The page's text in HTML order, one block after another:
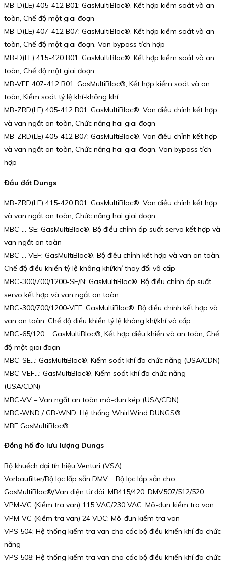
MB-D(LE) 405-412 B01: GasMultiBloc®, Kết hợp kiểm soát và an
toàn, Chế độ một giai đoạn
MB-D(LE) 407-412 B07: GasMultiBloc®, Kết hợp kiểm soát và an
toàn, Chế độ một giai đoạn, Van bypass tích hợp
MB-D(LE) 415-420 B01: GasMultiBloc®, Kết hợp kiểm soát và an
toàn, Chế độ một giai đoạn
MB-VEF 407-412 B01: GasMultiBloc®, Kết hợp kiểm soát và an
toàn, Kiểm soát tỷ lệ khí-không khí
MB-ZRD(LE) 405-412 B01: GasMultiBloc®, Van điều chỉnh kết hợp
và van ngắt an toàn, Chức năng hai giai đoạn
MB-ZRD(LE) 405-412 B07: GasMultiBloc®, Van điều chỉnh kết hợp
và van ngắt an toàn, Chức năng hai giai đoạn, Van bypass tích
hợp
Đầu đốt Dungs
MB-ZRD(LE) 415-420 B01: GasMultiBloc®, Van điều chỉnh kết hợp
và van ngắt an toàn, Chức năng hai giai đoạn
MBC-…-SE: GasMultiBloc®, Bộ điều chỉnh áp suất servo kết hợp và
van ngắt an toàn
MBC-…-VEF: GasMultiBloc®, Bộ điều chỉnh kết hợp và van an toàn,
Chế độ điều khiển tỷ lệ không khí/khí thay đổi vô cấp
MBC-300/700/1200-SE/N: GasMultiBloc®, Bộ điều chỉnh áp suất
servo kết hợp và van ngắt an toàn
MBC-300/700/1200-VEF: GasMultiBloc®, Bộ điều chỉnh kết hợp và
van an toàn, Chế độ điều khiển tỷ lệ không khí/khí vô cấp
MBC-65/120…: GasMultiBloc®, Kết hợp điều khiển và an toàn, Chế
độ một giai đoạn
MBC-SE…: GasMultiBloc®, Kiểm soát khí đa chức năng (USA/CDN)
MBC-VEF…: GasMultiBloc®, Kiểm soát khí đa chức năng
(USA/CDN)
MBC-VV – Van ngắt an toàn mô-đun kép (USA/CDN)
MBC-WND / GB-WND: Hệ thống WhirlWind DUNGS®
MBE GasMultiBloc®
Đồng hồ đo lưu lượng Dungs
Bộ khuếch đại tín hiệu Venturi (VSA)
Vorbaufilter/Bộ lọc lắp sẵn DMV…: Bộ lọc lắp sẵn cho
GasMultiBloc®/Van điện từ đôi: MB415/420, DMV507/512/520
VPM-VC (Kiểm tra van) 115 VAC/230 VAC: Mô-đun kiểm tra van
VPM-VC (Kiểm tra van) 24 VDC: Mô-đun kiểm tra van
VPS 504: Hệ thống kiểm tra van cho các bộ điều khiển khí đa chức
năng
VPS 508: Hệ thống kiểm tra van cho các bộ điều khiển khí đa chức